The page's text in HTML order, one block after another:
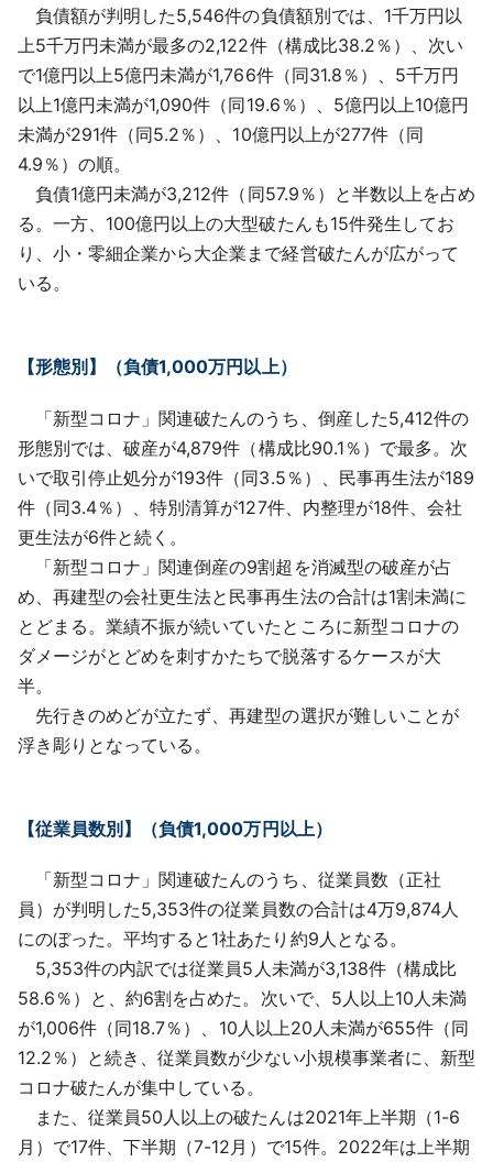
負債額が判明した5,546件の負債額別では、1千万円以
上5千万円未満が最多の2,122件（構成比38.2％）、次い
で1億円以上5億円未満が1,766件（同31.8％）、5千万円
以上1億円未満が1,090件（同19.6％）、5億円以上10億円
未満が291件（同5.2％）、10億円以上が277件（同
4.9％）の順。
負債1億円未満が3,212件（同57.9％）と半数以上を占め
る。一方、100億円以上の大型破たんも15件発生してお
り、小・零細企業から大企業まで経営破たんが広がって
いる。
【形態別】（負債1,000万円以上）
「新型コロナ」関連破たんのうち、倒産した5,412件の
形態別では、破産が4,879件（構成比90.1％）で最多。次
いで取引停止処分が193件（同3.5％）、民事再生法が189
件（同3.4％）、特別清算が127件、内整理が18件、会社
更生法が6件と続く。
「新型コロナ」関連倒産の9割超を消滅型の破産が占
め、再建型の会社更生法と民事再生法の合計は1割未満に
とどまる。業績不振が続いていたところに新型コロナの
ダメージがとどめを刺すかたちで脱落するケースが大
半。
先行きのめどが立たず、再建型の選択が難しいことが
浮き彫りとなっている。
【従業員数別】（負債1,000万円以上）
「新型コロナ」関連破たんのうち、従業員数（正社
員）が判明した5,353件の従業員数の合計は4万9,874人
にのぼった。平均すると1社あたり約9人となる。
5,353件の内訳では従業員5人未満が3,138件（構成比
58.6％）と、約6割を占めた。次いで、5人以上10人未満
が1,006件（同18.7％）、10人以上20人未満が655件（同
12.2％）と続き、従業員数が少ない小規模事業者に、新型
コロナ破たんが集中している。
また、従業員50人以上の破たんは2021年上半期（1-6
月）で17件、下半期（7-12月）で15件。2022年は上半期